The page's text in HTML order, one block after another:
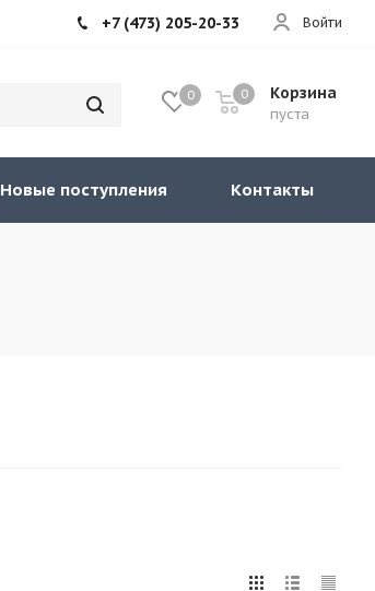
Войти
+7 (473) 205-20-33
0 Корзина
пуста
0
Новые поступления Контакты